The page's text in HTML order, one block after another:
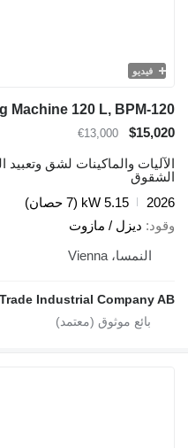
فيديو
$15,020
€13,000
الآليات والماكينات لشق وتعبيد
الشقوق
2026
5.15 kW (7 حصان)
وقود ديزل / مازوت
النمسا، Vienna
Trade Industrial Company AB